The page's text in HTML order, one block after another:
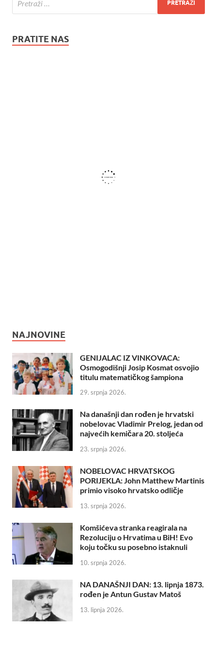
PRATITE NAS
NAJNOVINE
GENIJALAC IZ VINKOVACA:
Osmogodišnji Josip Kosmat osvojio
titulu matematičkog šampiona
29. srpnja 2026.
Na današnji dan rođen je hrvatski
nobelovac Vladimir Prelog, jedan od
najvećih kemičara 20. stoljeća
23. srpnja 2026.
NOBELOVAC HRVATSKOG
PORIJEKLA: John Matthew Martinis
primio visoko hrvatsko odličje
13. srpnja 2026.
Komšićeva stranka reagirala na
Rezoluciju o Hrvatima u BiH! Evo
koju točku su posebno istaknuli
10. srpnja 2026.
NA DANAŠNJI DAN: 13. lipnja 1873.
rođen je Antun Gustav Matoš
13. lipnja 2026.